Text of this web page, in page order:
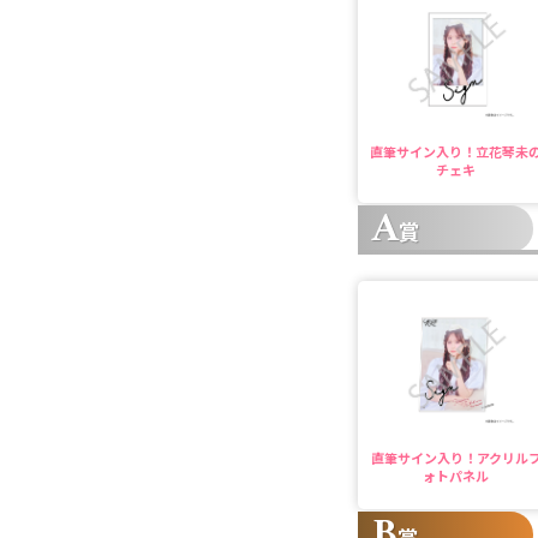
直筆サイン入り！立花琴未
チェキ
A賞
直筆サイン入り！アクリル
ォトパネル